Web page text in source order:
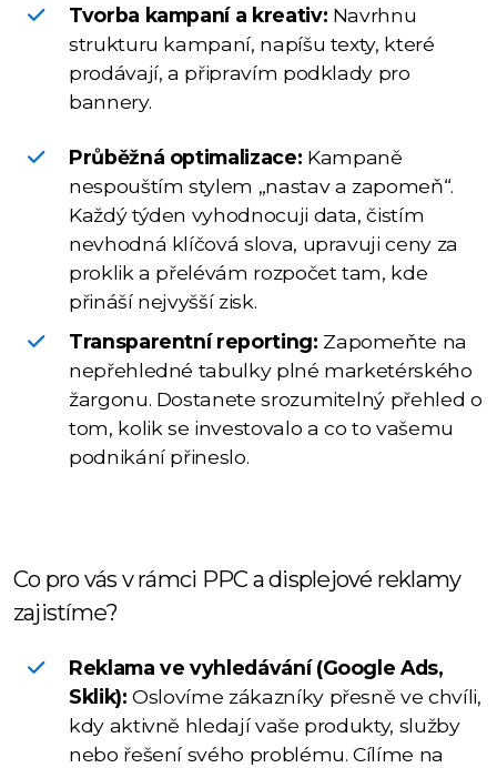
Tvorba kampaní a kreativ: Navrhnu
strukturu kampaní, napíšu texty, které
prodávají, a připravím podklady pro
bannery.
Průběžná optimalizace: Kampaně
nespouštím stylem „nastav a zapomeň“.
Každý týden vyhodnocuji data, čistím
nevhodná klíčová slova, upravuji ceny za
proklik a přelévám rozpočet tam, kde
přináší nejvyšší zisk.
Transparentní reporting: Zapomeňte na
nepřehledné tabulky plné marketérského
žargonu. Dostanete srozumitelný přehled o
tom, kolik se investovalo a co to vašemu
podnikání přineslo.
Co pro vás v rámci PPC a displejové reklamy
zajistíme?
Reklama ve vyhledávání (Google Ads,
Sklik): Oslovíme zákazníky přesně ve chvíli,
kdy aktivně hledají vaše produkty, služby
nebo řešení svého problému. Cílíme na